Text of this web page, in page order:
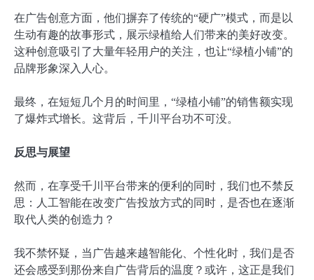
在广告创意方面，他们摒弃了传统的“硬广”模式，而是以
生动有趣的故事形式，展示绿植给人们带来的美好改变。
这种创意吸引了大量年轻用户的关注，也让“绿植小铺”的
品牌形象深入人心。
最终，在短短几个月的时间里，“绿植小铺”的销售额实现
了爆炸式增长。这背后，千川平台功不可没。
反思与展望
然而，在享受千川平台带来的便利的同时，我们也不禁反
思：人工智能在改变广告投放方式的同时，是否也在逐渐
取代人类的创造力？
我不禁怀疑，当广告越来越智能化、个性化时，我们是否
还会感受到那份来自广告背后的温度？或许，这正是我们